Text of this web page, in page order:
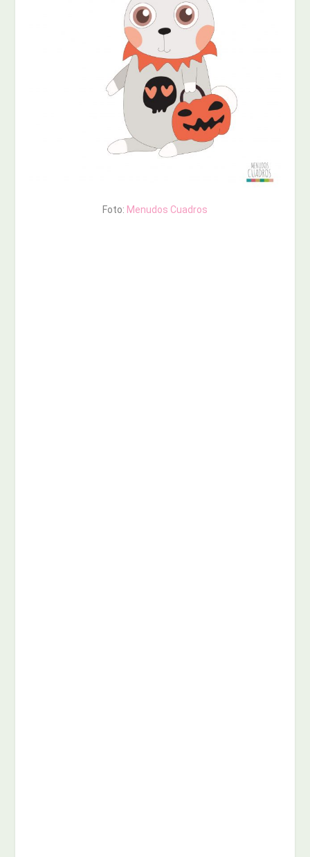
Foto: Menudos Cuadros